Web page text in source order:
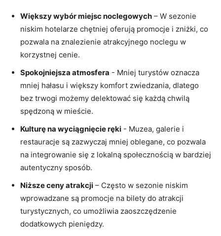
Większy wybór miejsc noclegowych – W sezonie
niskim hotelarze chętniej ‌oferują promocje i zniżki, co
pozwala na znalezienie ‌atrakcyjnego noclegu w
‍korzystnej ⁣cenie.
Spokojniejsza atmosfera -‌ Mniej turystów oznacza
mniej hałasu i większy komfort ‌zwiedzania,⁢ dlatego
bez trwogi możemy delektować się każdą chwilą
spędzoną w mieście.
Kulturę na‌ wyciągnięcie​ ręki -​ Muzea, galerie i
restauracje są zazwyczaj mniej oblegane, co pozwala
na integrowanie się z lokalną ‍społecznością w bardziej‍
autentyczny sposób.
Niższe ceny atrakcji – Często w sezonie niskim
wprowadzane są promocje na bilety ‍do atrakcji
turystycznych, co umożliwia zaoszczędzenie
dodatkowych pieniędzy.